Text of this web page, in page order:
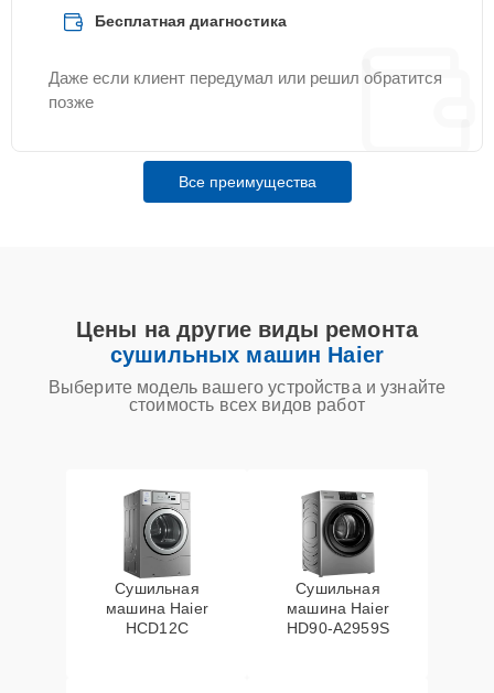
Бесплатная диагностика
Даже если клиент передумал или решил обратится
позже
Все преимущества
Цены на другие виды ремонта
сушильных машин Haier
Выберите модель вашего устройства и узнайте
стоимость всех видов работ
Сушильная
машина Haier
HCD12C
Сушильная
машина Haier
HD90-A2959S